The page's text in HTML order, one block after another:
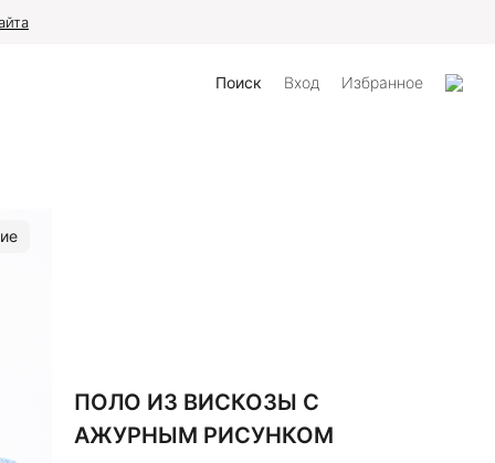
Поиск Вход Избранное
ПОЛО ИЗ ВИСКОЗЫ С
АЖУРНЫМ РИСУНКОМ